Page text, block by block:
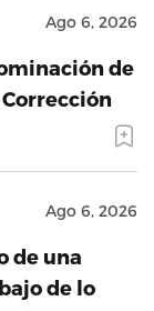
Ago 6, 2026
de
Ago 6, 2026
de una
de lo